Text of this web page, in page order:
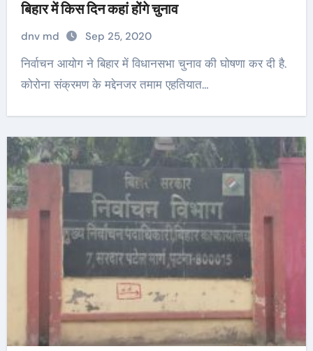
बिहार में किस दिन कहां होंगे चुनाव
dnv md Sep 25, 2020
निर्वाचन आयोग ने बिहार में विधानसभा चुनाव की घोषणा कर दी है.
कोरोना संक्रमण के मद्देनजर तमाम एहतियात…